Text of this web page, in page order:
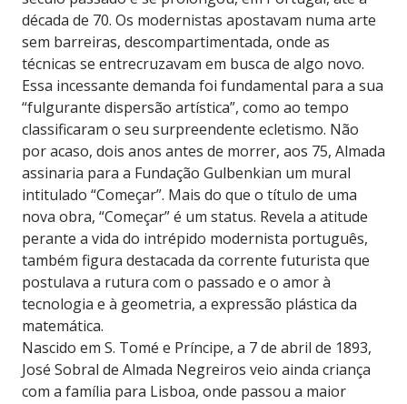
década de 70. Os modernistas apostavam numa arte
sem barreiras, descompartimentada, onde as
técnicas se entrecruzavam em busca de algo novo.
Essa incessante demanda foi fundamental para a sua
“fulgurante dispersão artística”, como ao tempo
classificaram o seu surpreendente ecletismo. Não
por acaso, dois anos antes de morrer, aos 75, Almada
assinaria para a Fundação Gulbenkian um mural
intitulado “Começar”. Mais do que o título de uma
nova obra, “Começar” é um status. Revela a atitude
perante a vida do intrépido modernista português,
também figura destacada da corrente futurista que
postulava a rutura com o passado e o amor à
tecnologia e à geometria, a expressão plástica da
matemática.
Nascido em S. Tomé e Príncipe, a 7 de abril de 1893,
José Sobral de Almada Negreiros veio ainda criança
com a família para Lisboa, onde passou a maior